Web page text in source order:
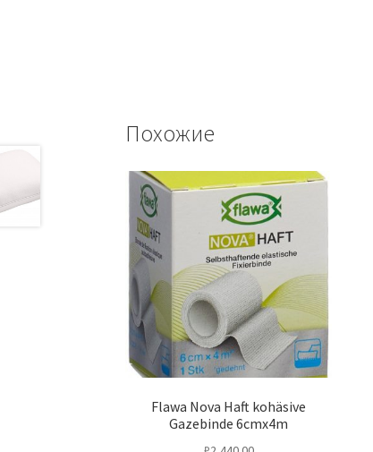
Похожие
Flawa Nova Haft kohäsive
Gazebinde 6cmx4m